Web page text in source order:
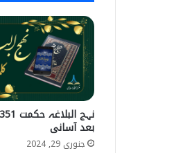
بعد آسانی
جنوری 29, 2024